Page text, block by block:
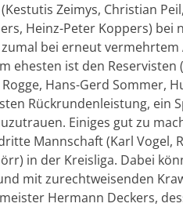
Zeimys, Christian
Heinz-Peter Koppers)
bei erneut vermehrtem
ehesten ist den Reservisten
Hans-Gerd Sommer,
Rückrundenleistung, ein
Einiges gut zu
Mannschaft (Karl Vogel,
in der Kreisliga. Dabei
mit zurechtweisenden
Hermann Deckers,